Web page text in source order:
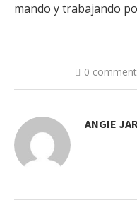
mando y trabajando
0
ANGIE